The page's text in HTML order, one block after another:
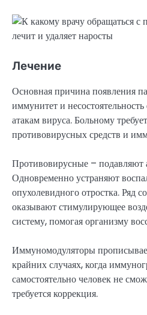
Лечение
Основная причина появления
иммунитет и
атакам вируса. Больному
противовирусных средств и
Противовирусные – подавляют
Одновременно устраняют
опухолевидного отростка. Ряд
оказывают стимулирующее
систему, помогая организму
Иммуномодуляторы
крайних случаях, когда
самостоятельно человек не
требуется коррекция.